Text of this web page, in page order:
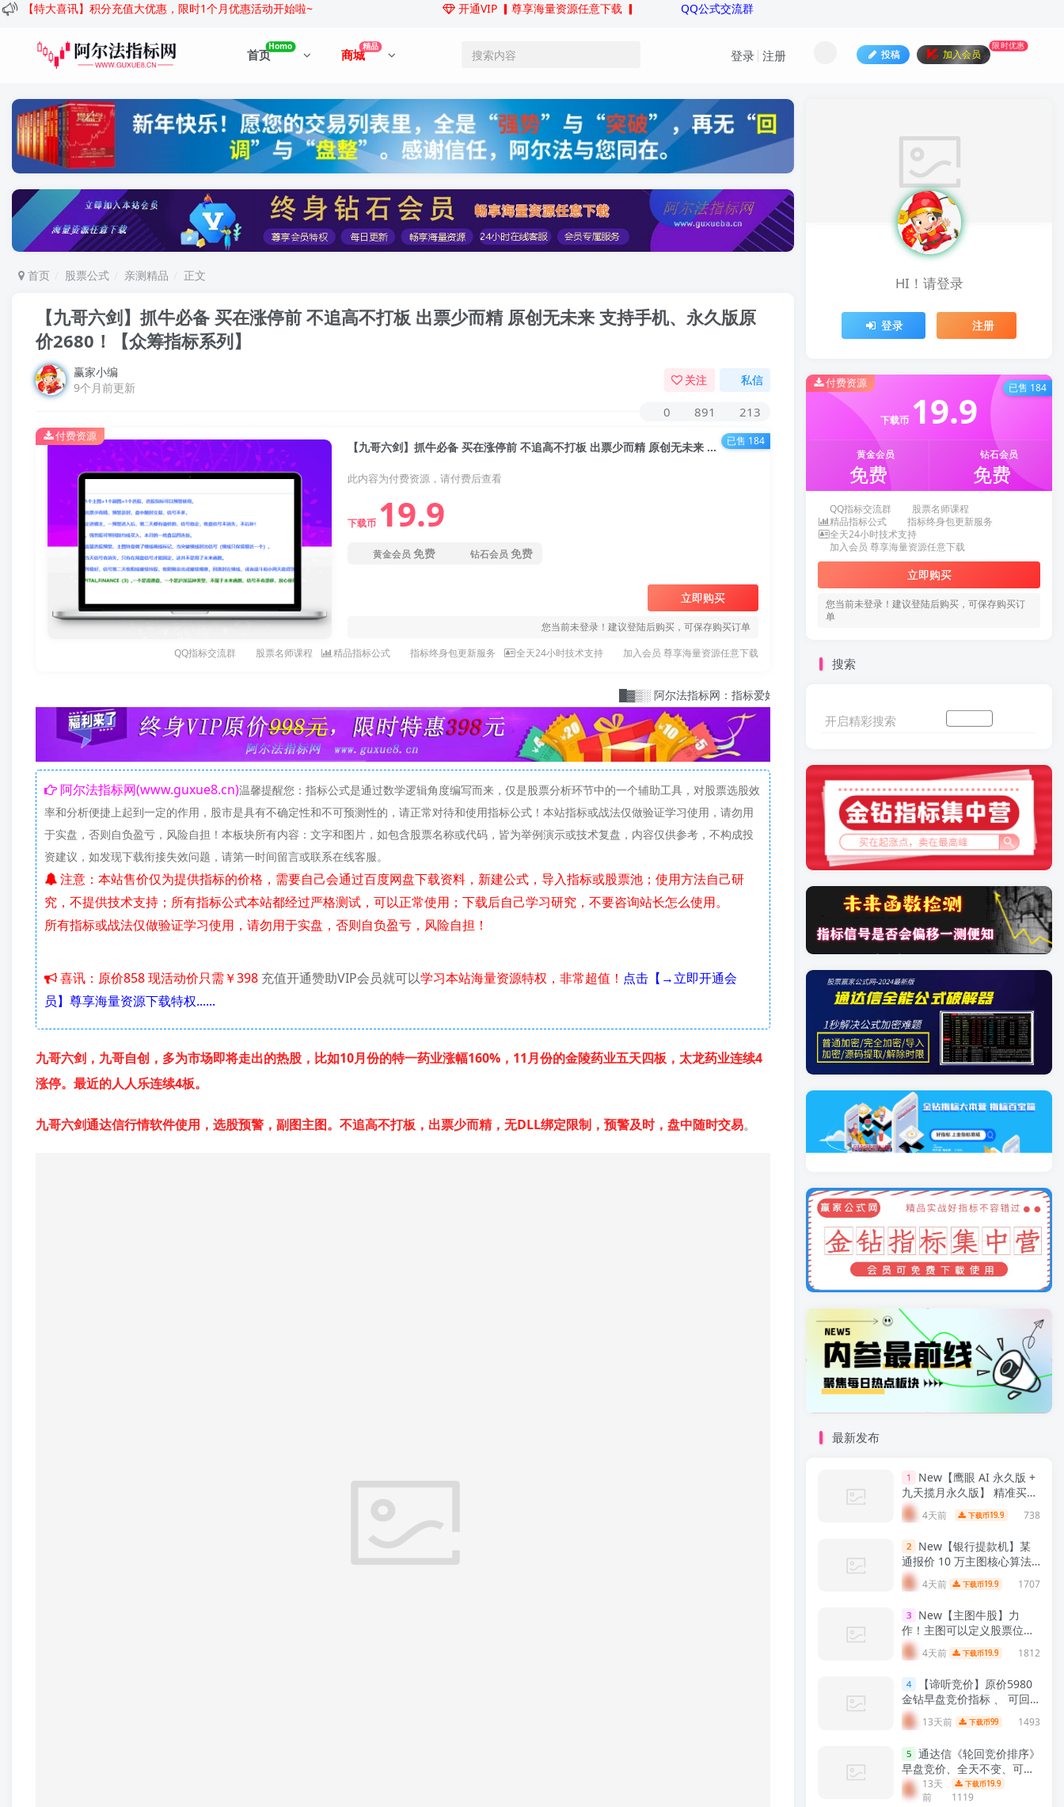
【特大喜讯】积分充值大优惠，限时1个月优惠活动开始啦~ 开通VIP ▎尊享海量资源任意下载 ▎ QQ公式交流群
首页
Homo
商城
精品
投稿 加入会员
限时优惠
登录 注册
首页 股票公式 亲测精品 正文
【九哥六剑】抓牛必备 买在涨停前 不追高不打板 出票少而精 原创无未来 支持手机、永久版原
价2680！
【众筹指标系列】
赢家小编
9个月前更新
关注 私信
0 891 213
【九哥六剑】抓牛必备 买在涨停前 不追高不打板 出票少而精 原创无未来 支持手机、永久版原价2680！【众筹指标系列】
此内容为付费资源，请付费后查看
下载币 19.9
黄金会员 免费 钻石会员 免费
立即购买
您当前未登录！建议登陆后购买，可保存购买订单
QQ指标交流群
股票名师课程 精品指标公式 指标终身包更新服务 全天24小时技术支持 加入会员 尊享海量资源任意下载
付费资源 已售 184
█▓▒░ 阿尔法指标网：指标爱好者的乐园，快来解锁您的会员特权！！ ░▒▓█
阿尔法指标网(www.guxue8.cn)温馨提醒您：指标公式是通过数学逻辑角度编写而来，仅是股票分析环节中的一个辅助工具，对股票选股效
率和分析便捷上起到一定的作用，股市是具有不确定性和不可预测性的，请正常对待和使用指标公式！本站指标或战法仅做验证学习使用，请勿用
于实盘，否则自负盈亏，风险自担！本板块所有内容：文字和图片，如包含股票名称或代码，皆为举例演示或技术复盘，内容仅供参考，不构成投
资建议，如发现下载衔接失效问题，请第一时间留言或联系在线客服。
究，不提供技术支持；所有指标公式本站都经过严格测试，可以正常使用；下载后自己学习研究，不要咨询站长怎么使用。
所有指标或战法仅做验证学习使用，请勿用于实盘，否则自负盈亏，风险自担！
喜讯：原价858 现活动价只需￥398 充值开通赞助VIP会员就可以学习本站海量资源特权，非常超值！ 点击【→立即开通会
员】尊享海量资源下载特权......
九哥六剑，九哥自创，多为市场即将走出的热股，比如10月份的特一药业涨幅160%，11月份的金陵药业五天四板，太龙药业连续4
涨停。最近的人人乐连续4板。
九哥六剑通达信行情软件使用，选股预警，副图主图。不追高不打板，出票少而精，无DLL绑定限制，预警及时，盘中随时交易。
HI！请登录
登录 注册
付费资源
下载币 19.9
黄金会员
免费
钻石会员
免费
QQ指标交流群
股票名师课程
精品指标公式
指标终身包更新服务
全天24小时技术支持
加入会员 尊享海量资源任意下载
立即购买
您当前未登录！建议登陆后购买，可保存购买订
单
已售 184
搜索
开启精彩搜索
最新发布
1 New 【鹰眼 AI 永久版 +
九天揽月永久版】 精准买卖
拐点 九维共振过滤假信号
通达信双指标完整分析与实
战用法 解密
【实战指标系
列】
4天前 下载币19.9 738
2 New 【银行提款机】某
通报价 10 万主图核心算法
｜雷同同源复刻版，核心交
易信号逻辑一致，通达信主
【实战指标系列】
4天前 下载币19.9 1707
3 New 【主图牛股】力
作！主图可以定义股票位置
高低，定义是否牛股《通达
信主图，源码无加密》！
【实战指标系列】
4天前 下载币19.9 1812
4
【谛听竞价】原价5980
金钻早盘竞价指标 、 可回
测历史数据、信号全天不变
、手机电脑通用、 源码开
放、 可永久使用！
系列】
13天前 下载币99 1493
5 通达信《轮回竞价排序》
早盘竞价、全天不变、可回
测历史！源码开放，永久使
用！【众筹指标系列】
13天
前
下载币19.9
1119